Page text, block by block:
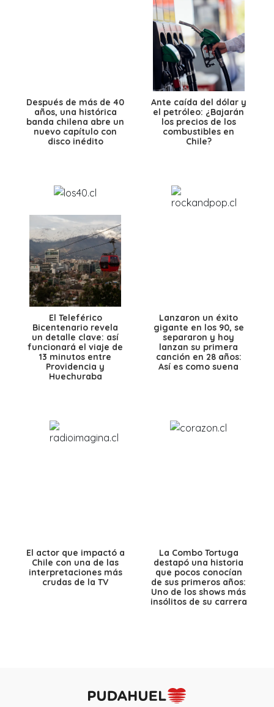
Después de más de 40
años, una histórica
banda chilena abre un
nuevo capítulo con
disco inédito
Ante caída del dólar y
el petróleo: ¿Bajarán
los precios de los
combustibles en
Chile?
El Teleférico
Bicentenario revela
un detalle clave: así
funcionará el viaje de
13 minutos entre
Providencia y
Huechuraba
Lanzaron un éxito
gigante en los 90, se
separaron y hoy
lanzan su primera
canción en 28 años:
Así es como suena
El actor que impactó a
Chile con una de las
interpretaciones más
crudas de la TV
La Combo Tortuga
destapó una historia
que pocos conocían
de sus primeros años:
Uno de los shows más
insólitos de su carrera